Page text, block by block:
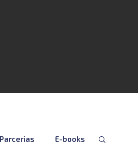
Parcerias E-books